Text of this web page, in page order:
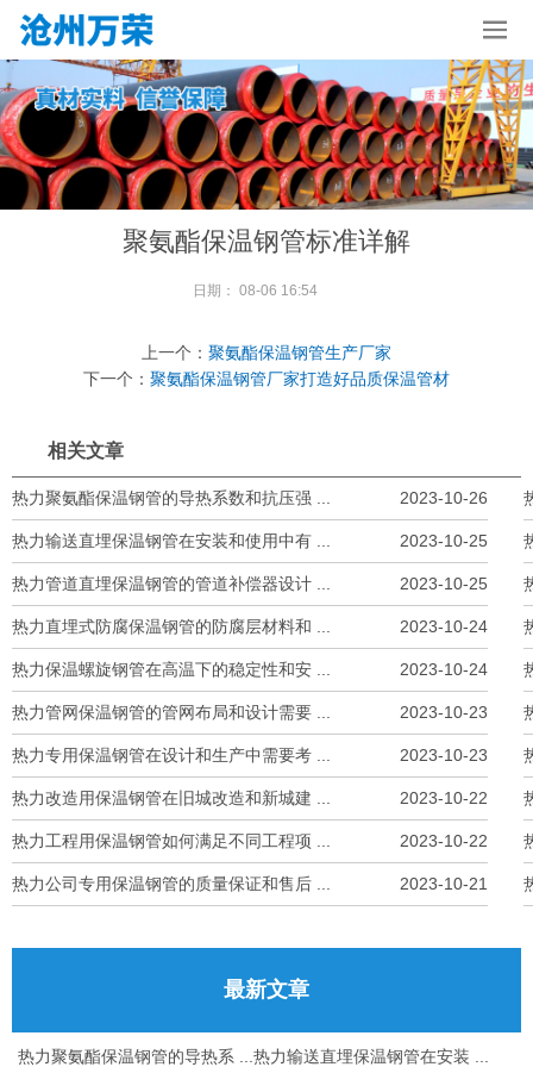
聚氨酯保温钢管标准详解
日期： 08-06 16:54
上一个： 聚氨酯保温钢管生产厂家
下一个： 聚氨酯保温钢管厂家打造好品质保温管材
相关文章
热力聚氨酯保温钢管的导热系数和抗压强 ... 2023-10-26
热力输送直埋保温钢管在安装和使用中有 ... 2023-10-25
热力管道直埋保温钢管的管道补偿器设计 ... 2023-10-25
热力直埋式防腐保温钢管的防腐层材料和 ... 2023-10-24
热力保温螺旋钢管在高温下的稳定性和安 ... 2023-10-24
热力管网保温钢管的管网布局和设计需要 ... 2023-10-23
热力专用保温钢管在设计和生产中需要考 ... 2023-10-23
热力改造用保温钢管在旧城改造和新城建 ... 2023-10-22
热力工程用保温钢管如何满足不同工程项 ... 2023-10-22
热力公司专用保温钢管的质量保证和售后 ... 2023-10-21
最新文章
热力聚氨酯保温钢管的导热系 ... 热力输送直埋保温钢管在安装 ...